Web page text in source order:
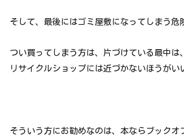
そして、最後にはゴミ屋敷になってしまう危
つい買ってしまう方は、片づけている最中は
リサイクルショップには近づかないほうがい
そういう方にお勧めなのは、本ならブックオ